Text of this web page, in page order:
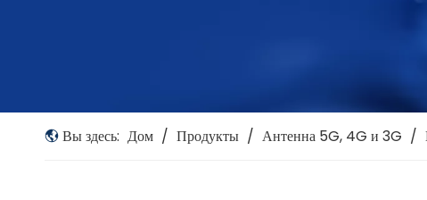
Вы здесь: Дом / Продукты / Антенна 5G, 4G и 3G /